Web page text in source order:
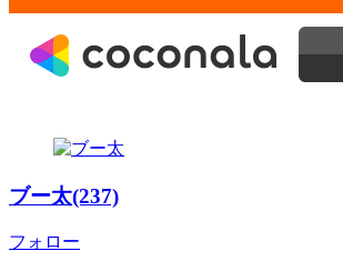
ブー太(237)
フォロー